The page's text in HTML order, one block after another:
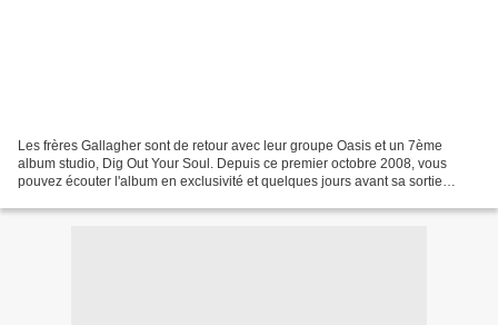
Les frères Gallagher sont de retour avec leur groupe Oasis et un 7ème
album studio, Dig Out Your Soul. Depuis ce premier octobre 2008, vous
pouvez écouter l'album en exclusivité et quelques jours avant sa sortie